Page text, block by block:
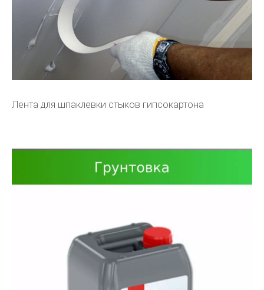
Лента для шпаклевки стыков гипсокартона